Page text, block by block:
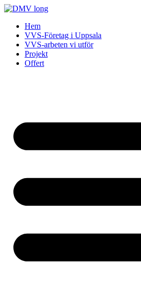
Skip
contentHem
VVS-Företag i Uppsala
VVS-arbeten vi utför
Projekt
Offert